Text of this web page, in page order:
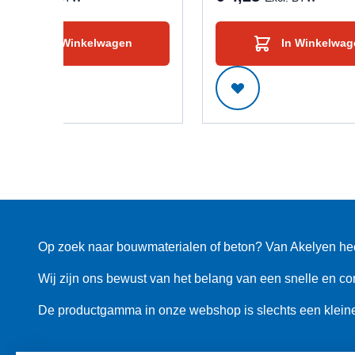
In Winkelwagen In
Op zoek naar bouwmaterialen of beton? Van Akelyen
Wij zijn ons bewust van het belang van een snelle en
De productgamma in onze webshop is slechts een